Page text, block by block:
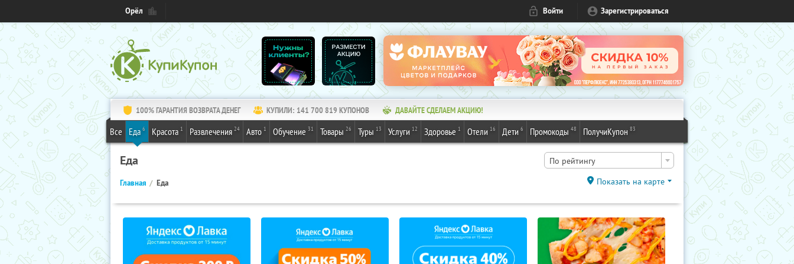
Орёл Войти Зарегистрироваться
100% ГАРАНТИЯ ВОЗВРАТА ДЕНЕГ КУПИЛИ: 141 700 820 КУПОНОВ ДАВАЙТЕ СДЕЛАЕМ АКЦИЮ!
Все Еда 6 Красота 1 Развлечения 24 Авто 1 Обучение 31 Товары 26 Туры 13 Услуги 12 Здоровье 1 Отели 16 Дети 6 Промокоды 48 ПолучиКупон 83
Еда По рейтингу
Главная Еда Показать на карте